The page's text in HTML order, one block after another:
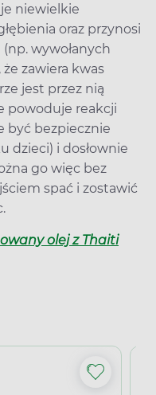
niewielkie
oraz przynosi
wywołanych
zawiera kwas
jest przez nią
powoduje reakcji
być bezpiecznie
dzieci) i dosłownie
go więc bez
spać i zostawić
olej z Thaiti